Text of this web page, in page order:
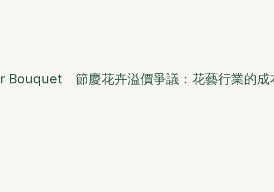
Bouquet 節慶花卉溢價爭議：花藝行業的